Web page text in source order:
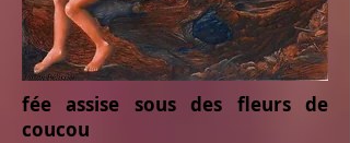
fée assise sous des fleurs de
coucou